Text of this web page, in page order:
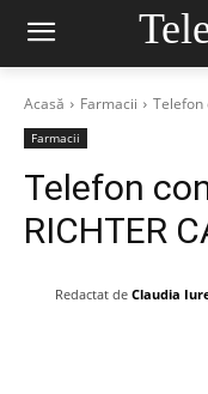
Acasă Farmacii Telefon
Farmacii
Telefon
RICHTER
Redactat de Claudia